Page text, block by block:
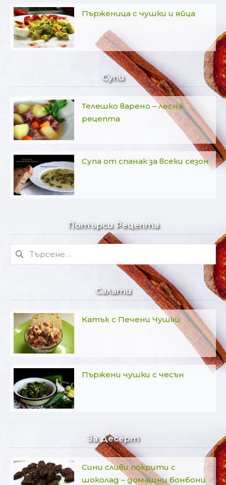
Пърженица с чушки и яйца
Супи
Телешко варено – лесна
рецепта
Супа от спанак за всеки сезон
Потърси Рецепта
Търсене
за:
Салати
Катък с Печени Чушки
Пържени чушки с чесън
За Десерт
Сини сливи покрити с
шоколад – домашни бонбони